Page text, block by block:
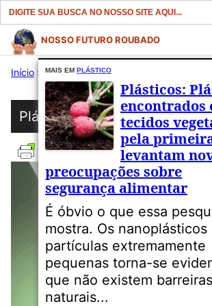
Search
for:
Pular
para
conteúdo
NOSSO FUTURO ROUBADO
Início » Publicações»Plástico Plásticos:
Plástico
MAIS EM PLÁSTICO
Plásticos:
encontrados
tecidos
pela
levantam
preocupações sobre
segurança alimentar
É óbvio o que essa
mostra. Os nanoplásticos
partículas extremamente
pequenas torna-se
que não existem barreiras
naturais...